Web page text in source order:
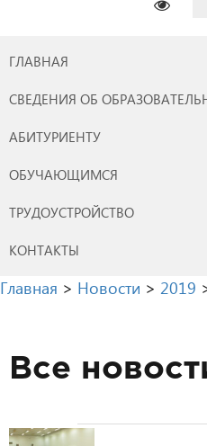
ГЛАВНАЯ
СВЕДЕНИЯ ОБ
АБИТУРИЕНТУ
ОБУЧАЮЩИМСЯ
ТРУДОУСТРОЙСТВО
КОНТАКТЫ
Главная > Новости > 2019
Все